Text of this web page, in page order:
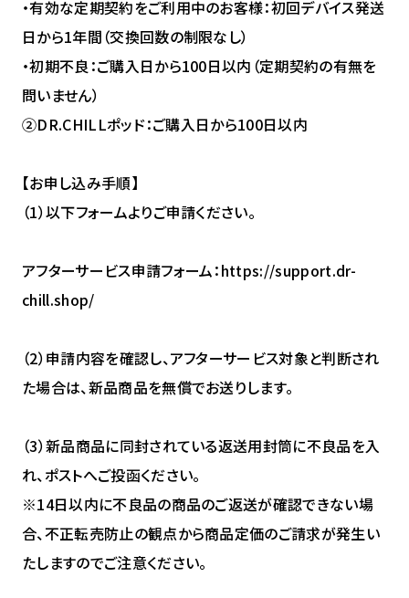
・有効な定期契約をご利用中のお客様：初回デバイス発送
日から1年間（交換回数の制限なし）
・初期不良：ご購入日から100日以内（定期契約の有無を
問いません）
②DR.CHILLポッド：ご購入日から100日以内
【お申し込み手順】
（1）以下フォームよりご申請ください。
アフターサービス申請フォーム：https://support.dr-
chill.shop/
（2）申請内容を確認し、アフターサービス対象と判断され
た場合は、新品商品を無償でお送りします。
（3）新品商品に同封されている返送用封筒に不良品を入
れ、ポストへご投函ください。
※14日以内に不良品の商品のご返送が確認できない場
合、不正転売防止の観点から商品定価のご請求が発生い
たしますのでご注意ください。